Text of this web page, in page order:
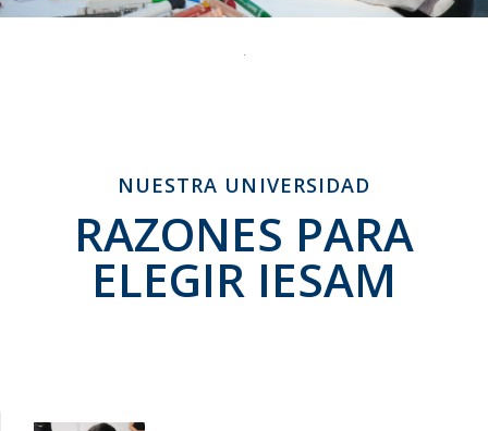
NUESTRA UNIVERSIDAD
RAZONES PARA
ELEGIR IESAM